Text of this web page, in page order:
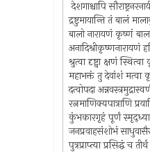
देशगाश्चापि
द्रष्टुमायान्ति तं बालं
बालो नारायणं कृष्णं
अनादिश्रीकृष्णनारायणं
श्रुत्वा दृष्ट्वा क्षणं
महाभक्तं तु देवांशं मत्वा
दत्वोपदा
रत्नमाणिक्यपात्राणि
कुंभकारगृहं पूर्णं
जनप्रवाहसंशोभं
पुत्रप्राप्त्या प्रसिद्धं च